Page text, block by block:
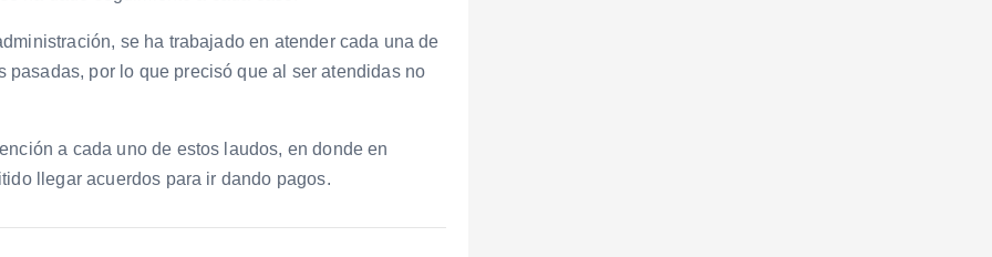
se ha trabajado en atender cada una de
pasadas, por lo que precisó que al ser atendidas no
a cada uno de estos laudos, en donde en
llegar acuerdos para ir dando pagos.